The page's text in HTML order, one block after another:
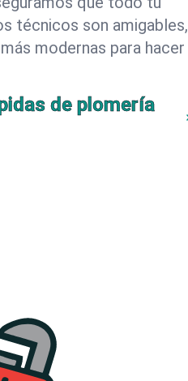
técnicos son amigables,
modernas para hacer
de plomería